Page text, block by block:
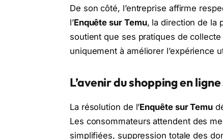
De son côté, l’entreprise affirme
l’Enquête sur Temu, la direction de la
soutient que ses pratiques de
uniquement à améliorer l’expérience
L’avenir du shopping en
La résolution de l’Enquête sur Temu
Les consommateurs attendent des
simplifiées, suppression totale des